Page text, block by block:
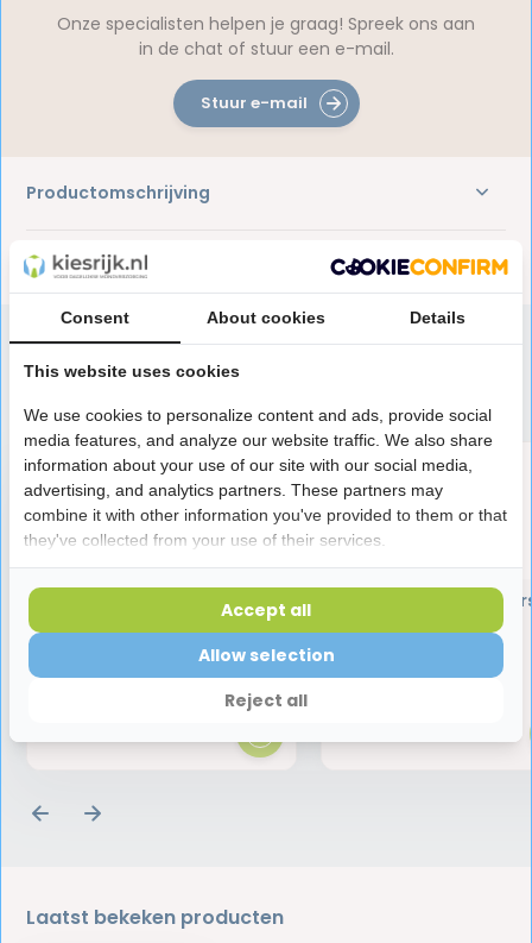
Productomschrijving
Reviews
Onze specialisten helpen je graag! Spreek ons aan
in de chat of stuur een e-mail.
Stuur e-mail
Oral-B Superfloss | 6 stuks |
Voordeelverpakking
17,25
Jordan
2,60
Laatst bekeken producten
Consent About cookies Details
This website uses cookies
We use cookies to personalize content and ads, provide social
media features, and analyze our website traffic. We also share
information about your use of our site with our social media,
advertising, and analytics partners. These partners may
combine it with other information you've provided to them or that
they've collected from your use of their services.
Reject all
Allow selection
Accept all